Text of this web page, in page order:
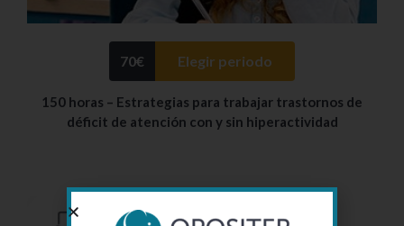
70€ Elegir periodo
150 horas – Estrategias para trabajar trastornos de
déficit de atención con y sin hiperactividad